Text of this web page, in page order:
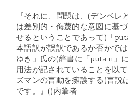
『それに、問題は、(デンベレ
は差別的・侮蔑的な意図に基
せるということであって)「
本語訳が誤訳であるか否かで
ゆき」氏の(辞書に「putain」
用法が記されていることを以
ズマンの言動を擁護する)言説
です。』()内筆者